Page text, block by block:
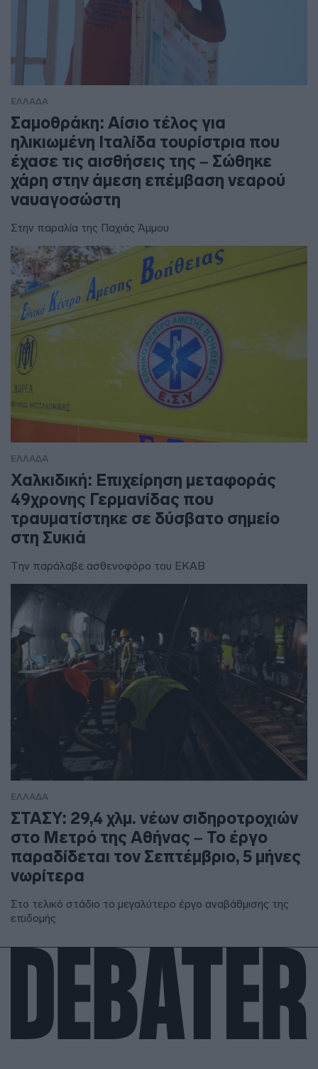
ΕΛΛΑΔΑ
Σαμοθράκη: Αίσιο τέλος για
ηλικιωμένη Ιταλίδα τουρίστρια που
έχασε τις αισθήσεις της – Σώθηκε
χάρη στην άμεση επέμβαση νεαρού
ναυαγοσώστη
Στην παραλία της Παχιάς Άμμου
ΕΛΛΑΔΑ
Χαλκιδική: Επιχείρηση μεταφοράς
49χρονης Γερμανίδας που
τραυματίστηκε σε δύσβατο σημείο
στη Συκιά
Την παράλαβε ασθενοφόρο του ΕΚΑΒ
ΕΛΛΑΔΑ
ΣΤΑΣΥ: 29,4 χλμ. νέων σιδηροτροχιών
στο Μετρό της Αθήνας – Το έργο
παραδίδεται τον Σεπτέμβριο, 5 μήνες
νωρίτερα
Στο τελικό στάδιο το μεγαλύτερο έργο αναβάθμισης της
επιδομής